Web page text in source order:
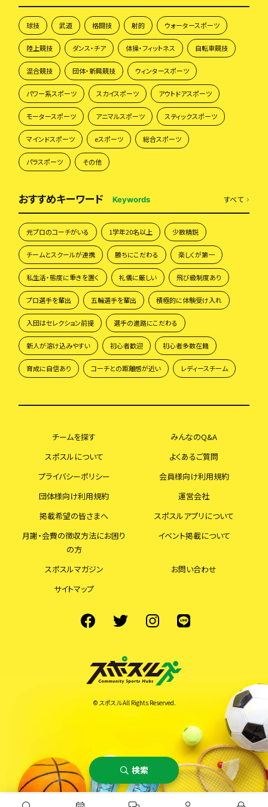
検索
球技 武道 格闘技 射的 ウォータースポーツ
陸上競技 ダンス・チア 体操・フィットネス 自転車競技
混合競技 団体・新興競技 ウィンタースポーツ
パワー系スポーツ スカイスポーツ アウトドアスポーツ
モータースポーツ アニマルスポーツ スティックスポーツ
マインドスポーツ eスポーツ 総合スポーツ
パラスポーツ その他
おすすめキーワード Keywords すべて
元プロのコーチがいる 1学年20名以上 少数精鋭
チームとスクールが連携 勝ちにこだわる 楽しくが第一
私生活・態度に重きを置く 礼儀に厳しい 飛び級制度あり
プロ選手を輩出 五輪選手を輩出 積極的に体験受け入れ
入団はセレクション前提 選手の進路にこだわる
新人が溶け込みやすい 初心者歓迎 初心者多数在籍
育成に自信あり コーチとの距離感が近い レディースチーム
© スポスル All Rights Reserved.
チームを探す
みんなのQ&A
スポスルについて
よくあるご質問
プライバシーポリシー
会員様向け利用規約
団体様向け利用規約
運営会社
掲載希望の皆さまへ
スポスルアプリについて
月謝・会費の徴収方法にお困り
の方
イベント掲載について
スポスルマガジン
お問い合わせ
サイトマップ